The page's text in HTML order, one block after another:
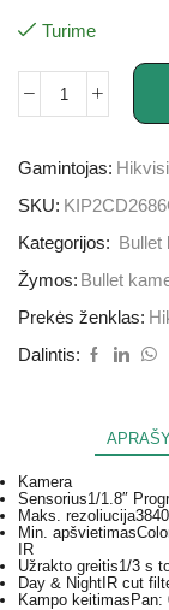
Turime
Gamintojas:
SKU:
Kategorijos:
Bullet
Žymos: Bullet
Prekės ženklas:
Dalintis:
Kamera
Sensorius1/1.8″
Maks. rezoliucija
Min. apšvietimas
IR
Užrakto greitis1/3 s
Day & NightIR cut
Kampo keitimasPan: